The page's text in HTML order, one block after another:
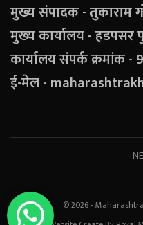
मुख्य संपादक - तुकाराम
मुख्य कार्यालय - हडपसर
कार्यालय संपर्क क्रमांक -
ई-मेल -
© 2026 -